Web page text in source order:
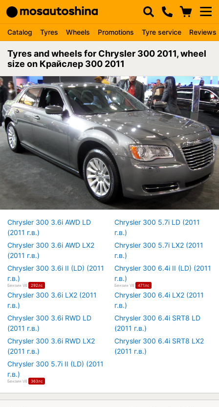
Catalog Tyres Wheels Promotions Tyre service Reviews
Tyres and wheels for Chrysler 300 2011, wheel
size on Крайслер 300 2011
Chrysler 300 3.6i AWD LD
(2011 г.в.)
Chrysler 300 3.6i AWD LX2
(2011 г.в.)
Chrysler 300 3.6i II (LD) (2011
г.в.)
Бензин V6 292лс
Chrysler 300 3.6i LX2 (2011
г.в.)
Chrysler 300 3.6i RWD LD
(2011 г.в.)
Chrysler 300 3.6i RWD LX2
(2011 г.в.)
Chrysler 300 5.7i II (LD) (2011
г.в.)
Бензин V8 363лс
Chrysler 300 5.7i LD (2011
г.в.)
Chrysler 300 5.7i LX2 (2011
г.в.)
Chrysler 300 6.4i II (LD) (2011
г.в.)
Бензин V8 471лс
Chrysler 300 6.4i LX2 (2011
г.в.)
Chrysler 300 6.4i SRT8 LD
(2011 г.в.)
Chrysler 300 6.4i SRT8 LX2
(2011 г.в.)